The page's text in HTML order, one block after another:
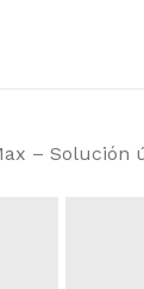
– Solución